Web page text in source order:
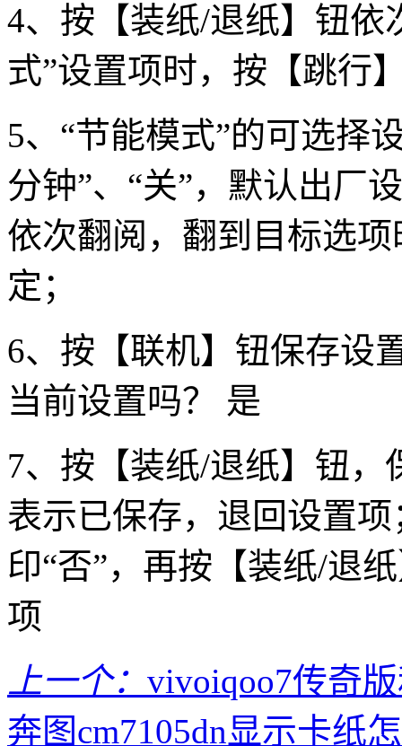
4、按【装纸/退纸】钮依
式”设置项时，按【跳行
5、“节能模式”的可选择
分钟”、“关”，默认出厂
依次翻阅，翻到目标选
定；
6、按【联机】钮保存设
当前设置吗？ 是
7、按【装纸/退纸】钮
表示已保存，退回设置
印“否”，再按【装纸/退
项
上一个： vivoiqoo7传奇
奔图cm7105dn显示卡纸